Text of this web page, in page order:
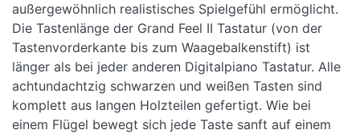
außergewöhnlich realistisches Spielgefühl ermöglicht.
Die Tastenlänge der Grand Feel II Tastatur (von der
Tastenvorderkante bis zum Waagebalkenstift) ist
länger als bei jeder anderen Digitalpiano Tastatur. Alle
achtundachtzig schwarzen und weißen Tasten sind
komplett aus langen Holzteilen gefertigt. Wie bei
einem Flügel bewegt sich jede Taste sanft auf einem